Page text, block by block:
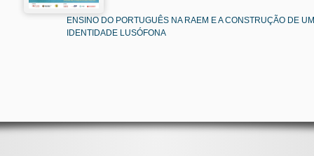
ENSINO DO PORTUGUÊS NA RAEM E A CONSTRUÇÃO DE
IDENTIDADE LUSÓFONA